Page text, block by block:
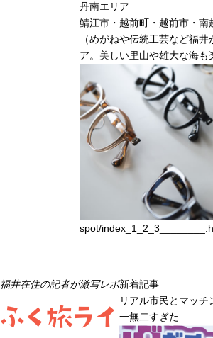
丹南エリア
鯖江市・越前町・越前市・南
（めがねや伝統工芸など福
ア。美しい里山や雄大な海も
spot/
福井在住の記者が激写レポ
く旅ライ
新着記事
リアル市民とマッ
一無二すぎた